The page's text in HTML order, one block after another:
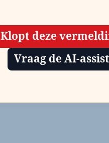
Klopt deze
Vraag de AI-